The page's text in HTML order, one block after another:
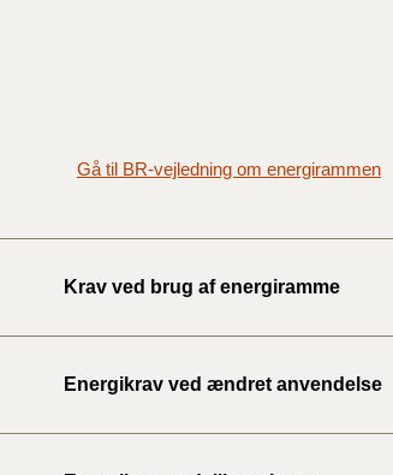
Gå til BR-vejledning om energirammen
Krav ved brug af energiramme
Energikrav ved ændret anvendelse